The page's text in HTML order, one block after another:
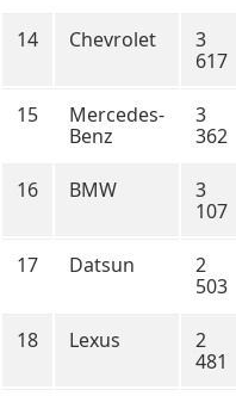
14 Chevrolet
3
617
15
Mercedes-
Benz
3
362
16 BMW
3
107
17 Datsun
2
503
18 Lexus
2
481